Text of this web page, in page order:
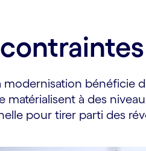
modernisation bénéficie
matérialisent à des
pour tirer parti des